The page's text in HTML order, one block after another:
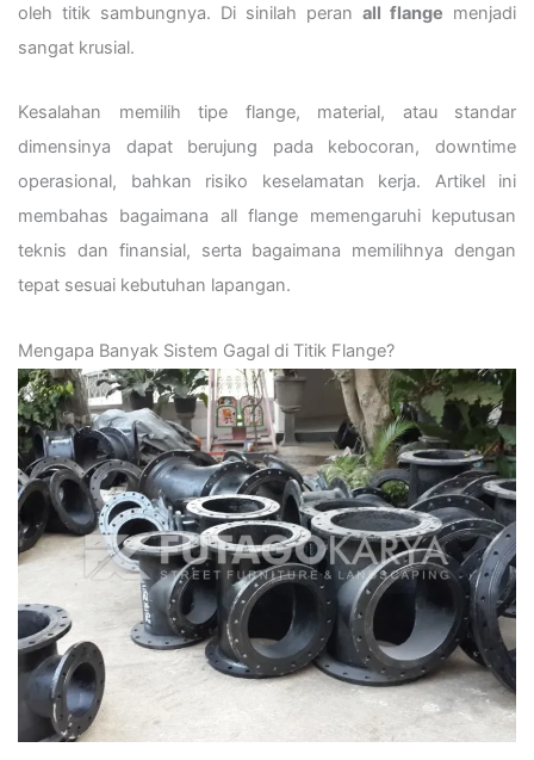
oleh titik sambungnya. Di sinilah peran all flange menjadi
sangat krusial.
Kesalahan memilih tipe flange, material, atau standar
dimensinya dapat berujung pada kebocoran, downtime
operasional, bahkan risiko keselamatan kerja. Artikel ini
membahas bagaimana all flange memengaruhi keputusan
teknis dan finansial, serta bagaimana memilihnya dengan
tepat sesuai kebutuhan lapangan.
Mengapa Banyak Sistem Gagal di Titik Flange?